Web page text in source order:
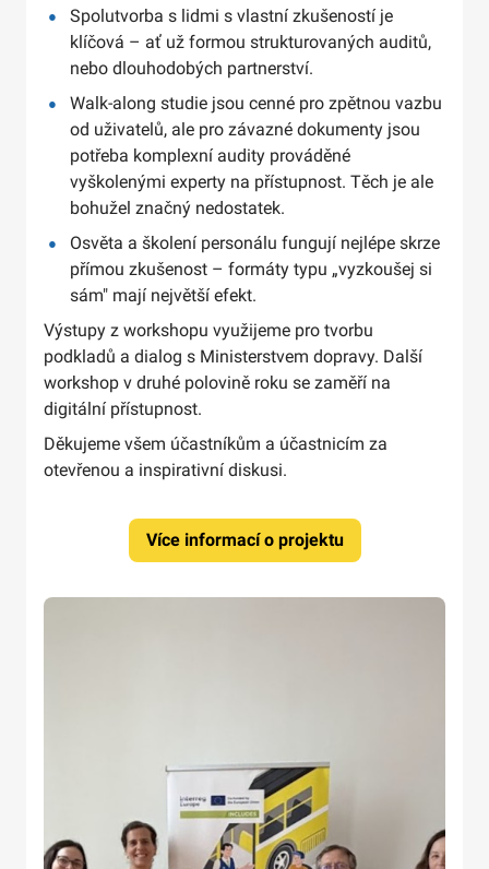
Spolutvorba s lidmi s vlastní zkušeností je
klíčová – ať už formou strukturovaných auditů,
nebo dlouhodobých partnerství.
Walk-along studie jsou cenné pro zpětnou vazbu
od uživatelů, ale pro závazné dokumenty jsou
potřeba komplexní audity prováděné
vyškolenými experty na přístupnost. Těch je ale
bohužel značný nedostatek.
Osvěta a školení personálu fungují nejlépe skrze
přímou zkušenost – formáty typu „vyzkoušej si
sám" mají největší efekt.
Výstupy z workshopu využijeme pro tvorbu
podkladů a dialog s Ministerstvem dopravy. Další
workshop v druhé polovině roku se zaměří na
digitální přístupnost.
Děkujeme všem účastníkům a účastnicím za
otevřenou a inspirativní diskusi.
Více informací o projektu